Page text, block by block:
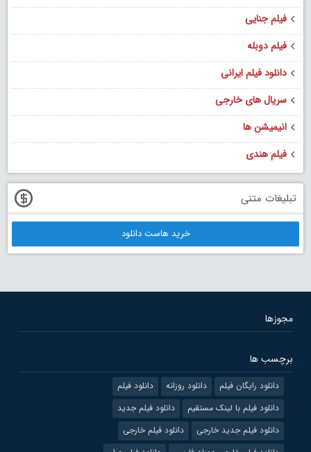
فیلم جنایی
فیلم دوبله
دانلود فیلم ایرانی
سریال های خارجی
انیمیشن ها
فیلم هندی
تبلیغات متنی
خرید هاست دانلود
مجوزها
برچسب ها
دانلود رایگان فیلم دانلود روزانه
دانلود فیلم
دانلود فیلم با لینک مستقیم
دانلود فیلم جدید
دانلود فیلم جدید خارجی
دانلود فیلم خارجی